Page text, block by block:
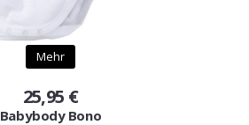
Mehr
25,95 €
Babybody Bono